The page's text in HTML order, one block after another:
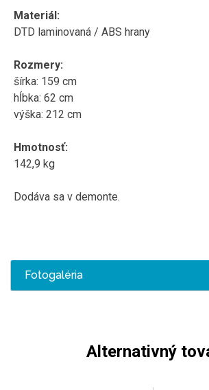
Materiál:
DTD laminovaná / ABS hrany
Rozmery:
šírka: 159 cm
hĺbka: 62 cm
výška: 212 cm
Hmotnosť:
142,9 kg
Dodáva sa v demonte.
Fotogaléria
Alternativný